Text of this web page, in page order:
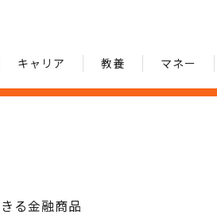
キャリア 教養 マネー
る金融商品